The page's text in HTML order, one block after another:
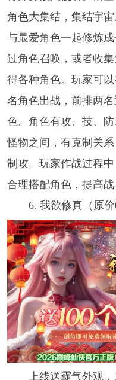
角色大集结，集结宇
与最爱角色一起修炼
过角色召唤，或者收
得各种角色。玩家可
名角色出战，前排两
色。角色有攻、技、
怪物之间，有克制关
制攻。玩家作战过程
合理搭配角色，提高战
6. 我欲修真（原价
上线送霸气外观